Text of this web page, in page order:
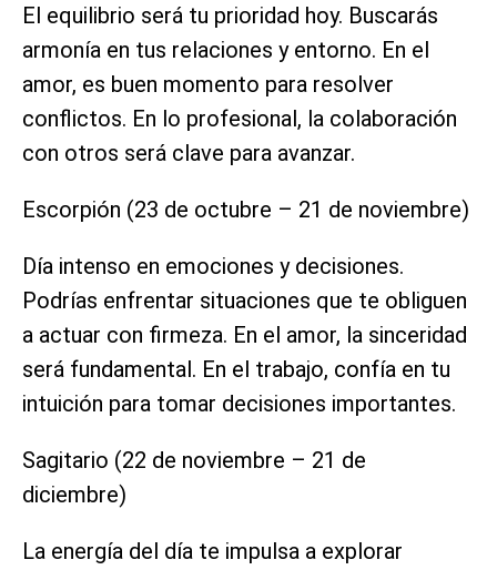
El equilibrio será tu prioridad hoy. Buscarás
armonía en tus relaciones y entorno. En el
amor, es buen momento para resolver
conflictos. En lo profesional, la colaboración
con otros será clave para avanzar.
Escorpión (23 de octubre – 21 de noviembre)
Día intenso en emociones y decisiones.
Podrías enfrentar situaciones que te obliguen
a actuar con firmeza. En el amor, la sinceridad
será fundamental. En el trabajo, confía en tu
intuición para tomar decisiones importantes.
Sagitario (22 de noviembre – 21 de
diciembre)
La energía del día te impulsa a explorar